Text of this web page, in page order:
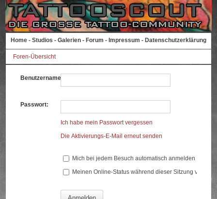
Home - Studios - Galerien - Forum - Impressum - Datenschutzerklärung
Foren-Übersicht
Benutzername:
Passwort:
Ich habe mein Passwort vergessen
Die Aktivierungs-E-Mail erneut senden
Mich bei jedem Besuch automatisch anmelden
Meinen Online-Status während dieser Sitzung